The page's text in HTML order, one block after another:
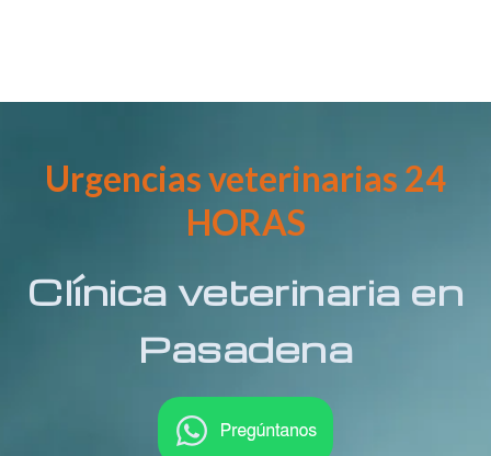
Urgencias veterinarias 24
HORAS
Clínica veterinaria en
Pasadena